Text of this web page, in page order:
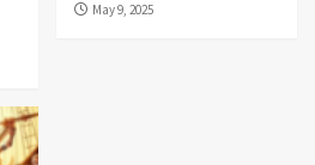
May 9, 2025